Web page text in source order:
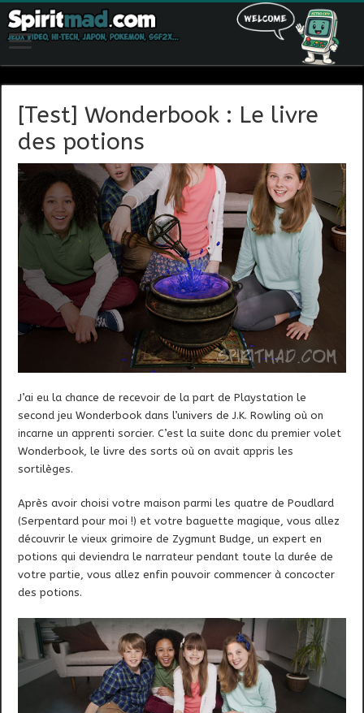
[Test] Wonderbook : Le livre
des potions
J’ai eu la chance de recevoir de la part de Playstation le
second jeu Wonderbook dans l’univers de J.K. Rowling où on
incarne un apprenti sorcier. C’est la suite donc du premier volet
Wonderbook, le livre des sorts où on avait appris les
sortilèges.
Après avoir choisi votre maison parmi les quatre de Poudlard
(Serpentard pour moi !) et votre baguette magique, vous allez
découvrir le vieux grimoire de Zygmunt Budge, un expert en
potions qui deviendra le narrateur pendant toute la durée de
votre partie, vous allez enfin pouvoir commencer à concocter
des potions.